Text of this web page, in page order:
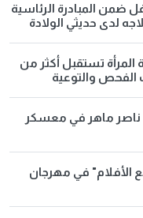
من 10 ملايين طفل ضمن المبادرة الرئاسية
لدى حديثي الولادة
المرأة تستقبل أكثر من
ناصر ماهر في معسكر
الأفلام" في مهرجان